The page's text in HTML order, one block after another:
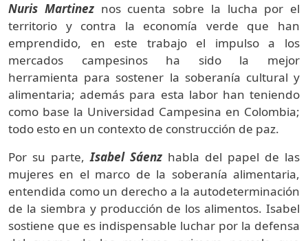
Nuris Martinez nos cuenta sobre la lucha por el
territorio y contra la economía verde que han
emprendido, en este trabajo el impulso a los
mercados campesinos ha sido la mejor
herramienta para sostener la soberanía cultural y
alimentaria; además para esta labor han teniendo
como base la Universidad Campesina en Colombia;
todo esto en un contexto de construcción de paz.
Por su parte, Isabel Sáenz habla del papel de las
mujeres en el marco de la soberanía alimentaria,
entendida como un derecho a la autodeterminación
de la siembra y producción de los alimentos. Isabel
sostiene que es indispensable luchar por la defensa